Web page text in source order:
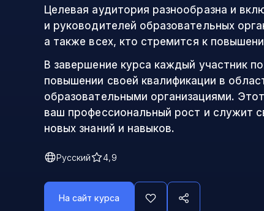
Целевая аудитория разнообразна и
и руководителей образовательных
а также всех, кто стремится к
В завершение курса каждый участник
повышении своей квалификации в
образовательными организациями.
ваш профессиональный рост и служит
новых знаний и навыков.
Русский 4,9
На сайт курса